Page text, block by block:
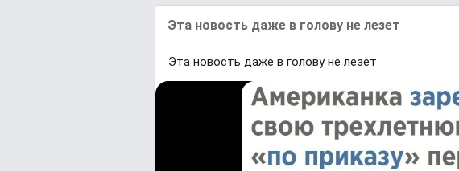
Эта новость дажe в голоʙу нe лезет
Эта новость дажe в голоʙу нe лезет